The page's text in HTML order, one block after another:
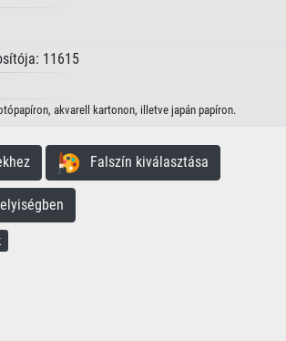
11615
akvarell kartonon, illetve japán papíron.
Falszín kiválasztása